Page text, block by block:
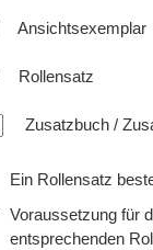
Ansichtsexemplar
Rollensatz
Zusatzbuch /
Ein Rollensatz
Voraussetzung für
entsprechenden